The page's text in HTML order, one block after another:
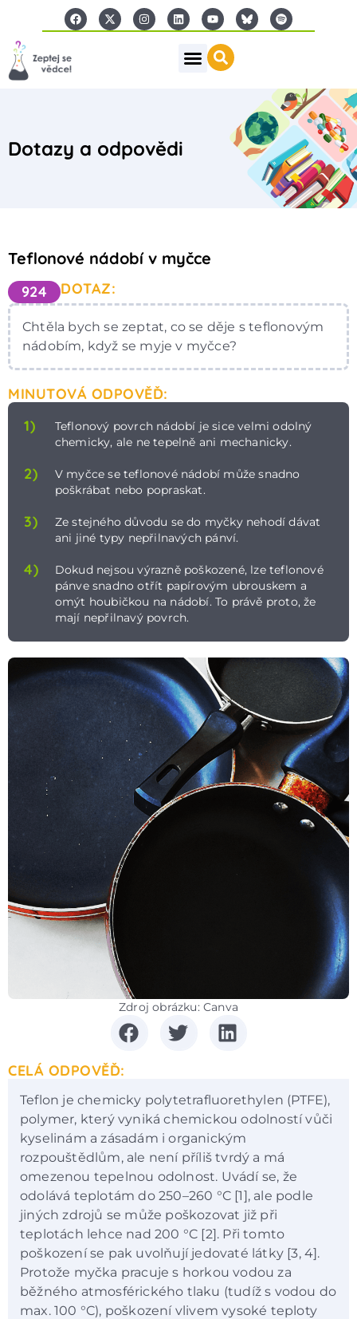
Dotazy a odpovědi
Teflonové nádobí v myčce
924 DOTAZ:
Chtěla bych se zeptat, co se děje s teflonovým
nádobím, když se myje v myčce?
MINUTOVÁ ODPOVĚĎ:
1)
Teflonový povrch nádobí je sice velmi odolný
chemicky, ale ne tepelně ani mechanicky.
2)
V myčce se teflonové nádobí může snadno
poškrábat nebo popraskat.
3)
Ze stejného důvodu se do myčky nehodí dávat
ani jiné typy nepřilnavých pánví.
4)
Dokud nejsou výrazně poškozené, lze teflonové
pánve snadno otřít papírovým ubrouskem a
omýt houbičkou na nádobí. To právě proto, že
mají nepřilnavý povrch.
Zdroj obrázku: Canva
CELÁ ODPOVĚĎ:
Teflon je chemicky polytetrafluorethylen (PTFE),
polymer, který vyniká chemickou odolností vůči
kyselinám a zásadám i organickým
rozpouštědlům, ale není příliš tvrdý a má
omezenou tepelnou odolnost. Uvádí se, že
odolává teplotám do 250–260 °C [1], ale podle
jiných zdrojů se může poškozovat již při
teplotách lehce nad 200 °C [2]. Při tomto
poškození se pak uvolňují jedovaté látky [3, 4].
Protože myčka pracuje s horkou vodou za
běžného atmosférického tlaku (tudíž s vodou do
max. 100 °C), poškození vlivem vysoké teploty